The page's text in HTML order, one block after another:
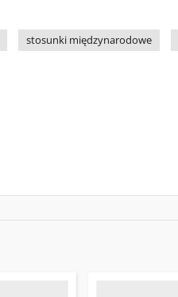
stosunki międzynarodowe